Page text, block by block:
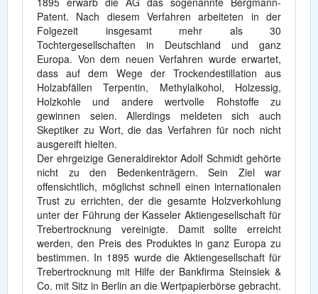
Patent. Nach diesem Verfahren arbeiteten in der
Folgezeit insgesamt mehr als 30
Tochtergesellschaften in Deutschland und ganz
Europa. Von dem neuen Verfahren wurde erwartet,
dass auf dem Wege der Trockendestillation aus
Holzabfällen Terpentin, Methylalkohol, Holzessig,
Holzkohle und andere wertvolle Rohstoffe zu
gewinnen seien. Allerdings meldeten sich auch
Skeptiker zu Wort, die das Verfahren für noch nicht
ausgereift hielten.
Der ehrgeizige Generaldirektor Adolf Schmidt gehörte
nicht zu den Bedenkenträgern. Sein Ziel war
offensichtlich, möglichst schnell einen internationalen
Trust zu errichten, der die gesamte Holzverkohlung
unter der Führung der Kasseler Aktiengesellschaft für
Trebertrocknung vereinigte. Damit sollte erreicht
werden, den Preis des Produktes in ganz Europa zu
bestimmen. In 1895 wurde die Aktiengesellschaft für
Trebertrocknung mit Hilfe der Bankfirma Steinsiek &
Co. mit Sitz in Berlin an die Wertpapierbörse gebracht.